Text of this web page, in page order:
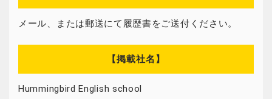
メール、または郵送にて履歴書をご送付ください。
【掲載社名】
Hummingbird English school